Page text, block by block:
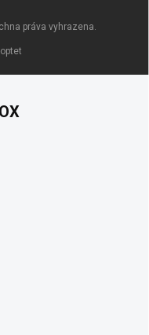
práva vyhrazena.